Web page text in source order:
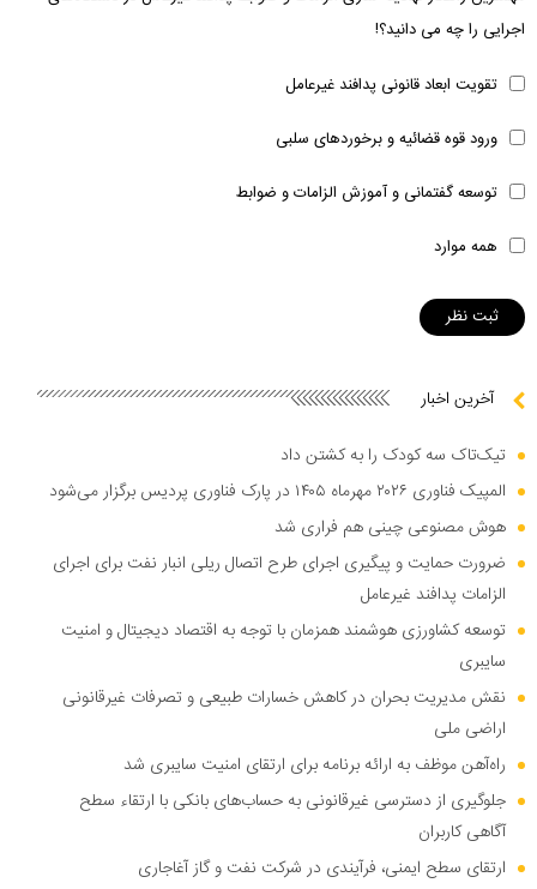
اجرایی را چه می دانید؟!
تقویت ابعاد قانونی پدافند غیرعامل
ورود قوه قضائیه و برخوردهای سلبی
توسعه گفتمانی و آموزش الزامات و ضوابط
همه موارد
آخرین اخبار
تیک‌تاک سه کودک را به کشتن داد
المپیک فناوری ۲۰۲۶ مهرماه ۱۴۰۵ در پارک فناوری پردیس برگزار می‌شود
هوش مصنوعی چینی هم فراری شد
ضرورت حمایت و پیگیری اجرای طرح اتصال ریلی انبار نفت برای اجرای
الزامات پدافند غیرعامل
توسعه کشاورزی هوشمند همزمان با توجه به اقتصاد دیجیتال و امنیت
سایبری
نقش مدیریت بحران در کاهش خسارات طبیعی و تصرفات غیرقانونی
اراضی ملی
راه‌آهن موظف به ارائه برنامه برای ارتقای امنیت سایبری شد
جلوگیری از دسترسی غیرقانونی به حساب‌های بانکی با ارتقاء سطح
آگاهی کاربران
ارتقای سطح ایمنی، فرآیندی در شرکت نفت و گاز آغاجاری